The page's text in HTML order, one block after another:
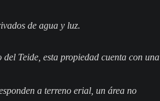
de agua y luz.
Teide, esta propiedad cuenta con una
a terreno erial, un área no